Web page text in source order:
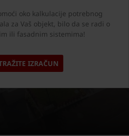
oko kalkulacije potrebnog
za Vaš objekt, bilo da se radi o
ili fasadnim sistemima!
IZRAČUN